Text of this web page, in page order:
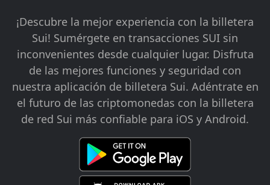
¡Descubre la mejor experiencia con la billetera
Sui! Sumérgete en transacciones SUI sin
inconvenientes desde cualquier lugar. Disfruta
de las mejores funciones y seguridad con
nuestra aplicación de billetera Sui. Adéntrate en
el futuro de las criptomonedas con la billetera
de red Sui más confiable para iOS y Android.